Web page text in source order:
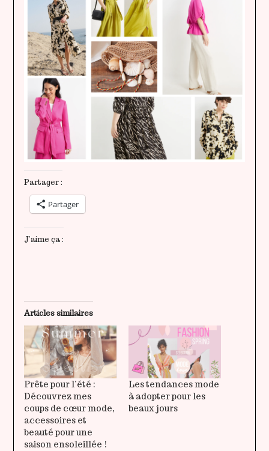
Partager :
Partager
J’aime ça :
Articles similaires
Prête pour l’été :
Découvrez mes
coups de cœur mode,
accessoires et
beauté pour une
saison ensoleillée !
Les tendances mode
à adopter pour les
beaux jours